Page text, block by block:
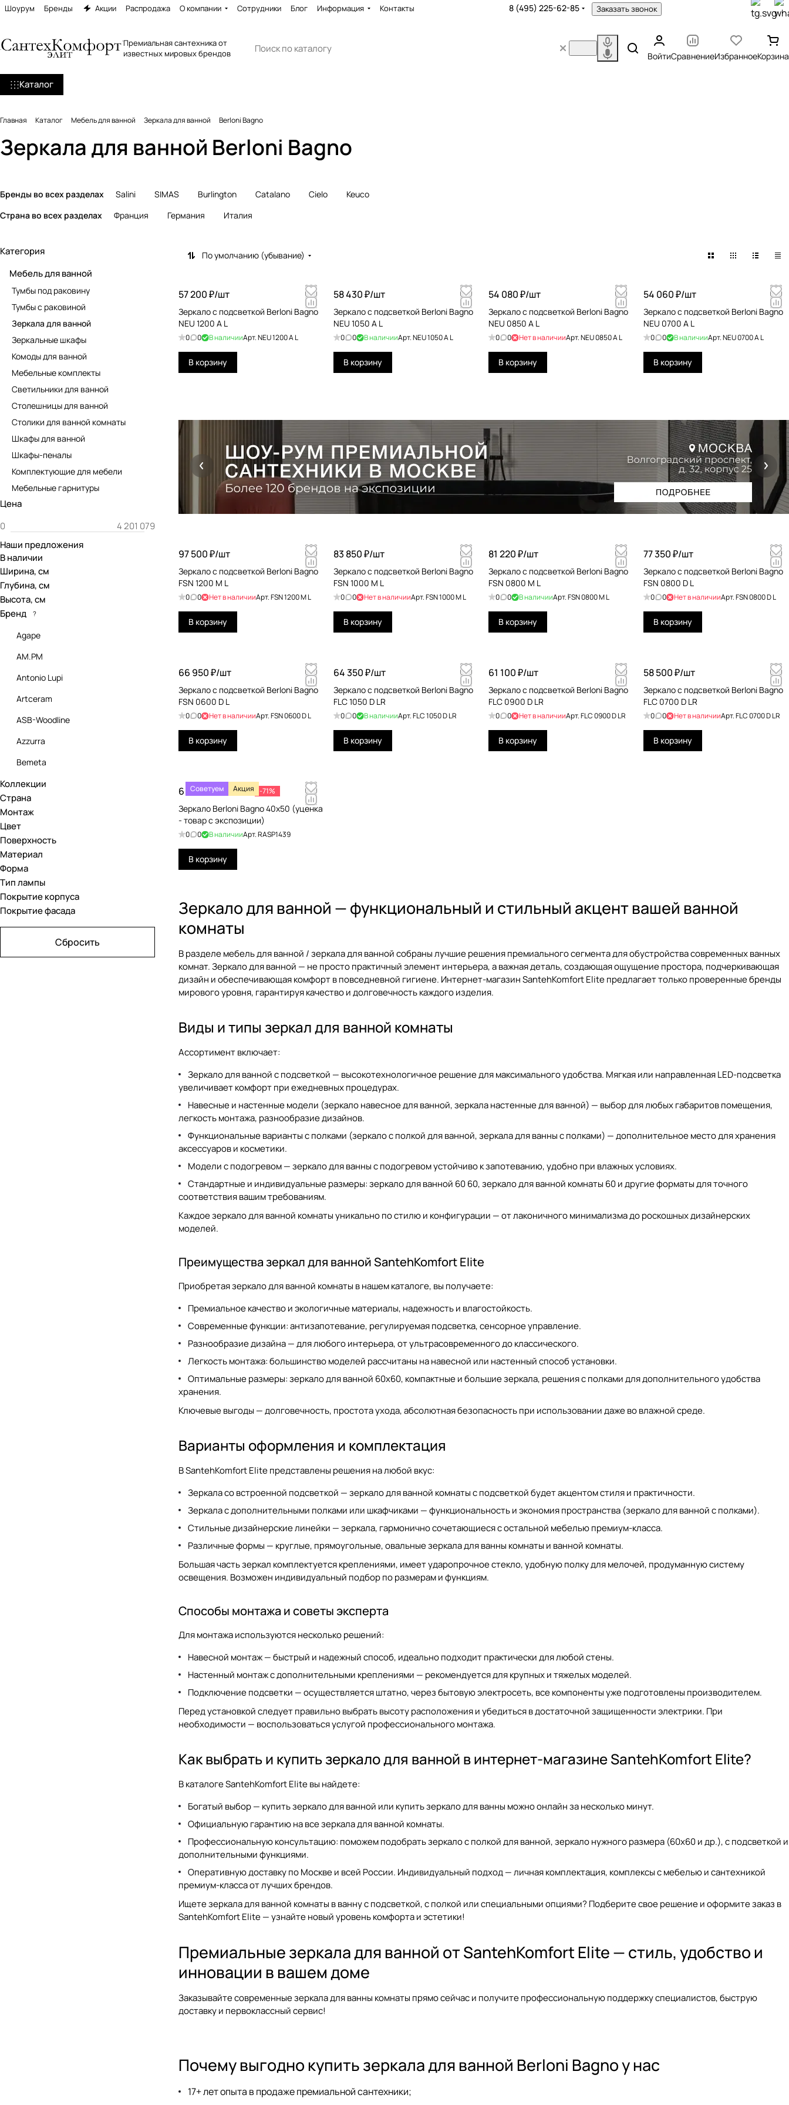
Шоурум Бренды Акции Распродажа О компании Сотрудники Блог Информация Контакты 8 (495) 225-62-85 Заказать звонок
Премиальная сантехника от
известных мировых брендов
ВойтиСравнениеИзбранноеКорзина
Каталог
Главная Каталог Мебель для ванной Зеркала для ванной Berloni Bagno
Зеркала для ванной Berloni Bagno
Бренды во всех разделах Salini SIMAS Burlington Catalano Cielo
Keuco
Страна во всех разделах
Франция Германия Италия
По умолчанию (убывание)
57 200 ₽/шт
Зеркало с подсветкой Berloni Bagno
NEU 1200 A L
0 0 В наличииАрт.NEU 1200 A L
В корзину
58 430 ₽/шт
Зеркало с подсветкой Berloni Bagno
NEU 1050 A L
0 0 В наличииАрт.NEU 1050 A L
В корзину
54 080 ₽/шт
Зеркало с подсветкой Berloni Bagno
NEU 0850 A L
0 0 Нет в наличииАрт.NEU 0850 A L
В корзину
54 060 ₽/шт
Зеркало с подсветкой Berloni Bagno
NEU 0700 A L
0 0 В наличииАрт.NEU 0700 A L
В корзину
97 500 ₽/шт
Зеркало с подсветкой Berloni Bagno
FSN 1200 M L
0 0 Нет в наличииАрт.FSN 1200 M L
В корзину
83 850 ₽/шт
Зеркало с подсветкой Berloni Bagno
FSN 1000 M L
0 0 Нет в наличииАрт.FSN 1000 M L
В корзину
81 220 ₽/шт
Зеркало с подсветкой Berloni Bagno
FSN 0800 M L
0 0 В наличииАрт.FSN 0800 M L
В корзину
77 350 ₽/шт
Зеркало с подсветкой Berloni Bagno
FSN 0800 D L
0 0 Нет в наличииАрт.FSN 0800 D L
В корзину
66 950 ₽/шт
Зеркало с подсветкой Berloni Bagno
FSN 0600 D L
0 0 Нет в наличииАрт.FSN 0600 D L
В корзину
64 350 ₽/шт
Зеркало с подсветкой Berloni Bagno
FLC 1050 D LR
0 0 В наличииАрт.FLC 1050 D LR
В корзину
61 100 ₽/шт
Зеркало с подсветкой Berloni Bagno
FLC 0900 D LR
0 0 Нет в наличииАрт.FLC 0900 D LR
В корзину
58 500 ₽/шт
Зеркало с подсветкой Berloni Bagno
FLC 0700 D LR
0 0 Нет в наличииАрт.FLC 0700 D LR
В корзину
Советуем Акция
6 960 ₽/шт 24 000 ₽ -71%
Зеркало Berloni Bagno 40х50 (уценка
- товар с экспозиции)
0 0 В наличииАрт.RASP1439
В корзину
Зеркало для ванной — функциональный и стильный акцент вашей ванной
комнаты
В разделемебель для ванной / зеркала для ваннойсобраны лучшие решения премиального сегмента для обустройства современных ванных
комнат.Зеркало для ванной — не просто практичный элемент интерьера, а важная деталь, создающая ощущение простора, подчеркивающая
дизайн и обеспечивающая комфорт в повседневной гигиене. Интернет-магазин SantehKomfort Elite предлагает только проверенные бренды
мирового уровня, гарантируя качество и долговечность каждого изделия.
Виды и типы зеркал для ванной комнаты
Ассортимент включает:
Зеркало для ванной с подсветкой — высокотехнологичное решение для максимального удобства. Мягкая или направленная LED-подсветка
увеличивает комфорт при ежедневных процедурах.
Навесные и настенные модели (зеркало навесное для ванной,зеркала настенные для ванной) — выбор для любых габаритов помещения,
легкость монтажа, разнообразие дизайнов.
Функциональные варианты с полками (зеркало с полкой для ванной,зеркала для ванны с полками) — дополнительное место для хранения
аксессуаров и косметики.
Модели с подогревом —зеркало для ванны с подогревомустойчиво к запотеванию, удобно при влажных условиях.
Стандартные и индивидуальные размеры:зеркало для ванной 60 60,зеркало для ванной комнаты 60и другие форматы для точного
соответствия вашим требованиям.
Каждоезеркало для ванной комнатыуникально по стилю и конфигурации — от лаконичного минимализма до роскошных дизайнерских
моделей.
Преимущества зеркал для ванной SantehKomfort Elite
Приобретаязеркало для ванной комнаты в нашем каталоге, вы получаете:
Премиальное качество и экологичные материалы, надежность и влагостойкость.
Современные функции: антизапотевание, регулируемая подсветка, сенсорное управление.
Разнообразие дизайна — для любого интерьера, от ультрасовременного до классического.
Легкость монтажа: большинство моделей рассчитаны нанавесной или настенный способ установки.
Оптимальные размеры:зеркало для ванной 60x60, компактные и большие зеркала, решения с полками для дополнительного удобства
хранения.
Ключевые выгоды — долговечность, простота ухода, абсолютная безопасность при использовании даже во влажной среде.
Варианты оформления и комплектация
В SantehKomfort Elite представлены решения на любой вкус:
Зеркала со встроенной подсветкой —зеркало для ванной комнаты с подсветкойбудет акцентом стиля и практичности.
Зеркала с дополнительными полками или шкафчиками — функциональность и экономия пространства (зеркало для ванной с полками).
Стильные дизайнерские линейки — зеркала, гармонично сочетающиеся с остальной мебелью премиум-класса.
Различные формы — круглые, прямоугольные, овальные зеркала для ванны комнаты и ванной комнаты.
Большая часть зеркал комплектуется креплениями, имеет ударопрочное стекло, удобную полку для мелочей, продуманную систему
освещения. Возможен индивидуальный подбор по размерам и функциям.
Способы монтажа и советы эксперта
Для монтажа используются несколько решений:
Навесной монтаж — быстрый и надежный способ, идеально подходит практически для любой стены.
Настенный монтаж с дополнительными креплениями — рекомендуется для крупных и тяжелых моделей.
Подключение подсветки — осуществляется штатно, через бытовую электросеть, все компоненты уже подготовлены производителем.
Перед установкой следует правильно выбрать высоту расположения и убедиться в достаточной защищенности электрики. При
необходимости — воспользоваться услугой профессионального монтажа.
Как выбрать и купить зеркало для ванной в интернет-магазине SantehKomfort Elite?
В каталогеSantehKomfort Eliteвы найдете:
Богатый выбор — купить зеркало для ванной или купить зеркало для ванны можно онлайн за несколько минут.
Официальную гарантию на всезеркала для ванной комнаты.
Профессиональную консультацию: поможем подобратьзеркало с полкой для ванной, зеркало нужного размера (60x60и др.), с подсветкой и
дополнительными функциями.
Оперативную доставку по Москве и всей России. Индивидуальный подход — личная комплектация, комплексы с мебелью и сантехникой
премиум-класса от лучших брендов.
Ищетезеркала для ванной комнаты в ваннус подсветкой, с полкой или специальными опциями? Подберите свое решение и оформите заказ в
SantehKomfort Elite— узнайте новый уровень комфорта и эстетики!
Премиальные зеркала для ванной от SantehKomfort Elite — стиль, удобство и
инновации в вашем доме
Заказывайте современныезеркала для ванны комнаты прямо сейчас и получите профессиональную поддержку специалистов, быструю
доставку и первоклассный сервис!
Почему выгодно купить зеркала для ванной Berloni Bagno у нас
17+ лет опыта в продаже премиальной сантехники;
Категория
Мебель для ванной
Тумбы под раковину
Тумбы с раковиной
Зеркала для ванной
Зеркальные шкафы
Комоды для ванной
Мебельные комплекты
Светильники для ванной
Столешницы для ванной
Столики для ванной комнаты
Шкафы для ванной
Шкафы-пеналы
Комплектующие для мебели
Мебельные гарнитуры
Цена
Наши предложения
В наличии
Ширина, см
Глубина, см
Высота, см
Бренд
?
Agape
AM.PM
Antonio Lupi
Artceram
ASB-Woodline
Azzurra
Bemeta
Bertocci
Burgbad
Burlington
Cielo
Colombo Design
Decor Walther
Devon&Devon
Duravit
Коллекции
Страна
Монтаж
Цвет
Поверхность
Материал
Форма
Тип лампы
Покрытие корпуса
Покрытие фасада
Сбросить